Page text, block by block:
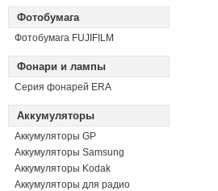
Фотобумага
Фотобумага FUJIFILM
Фонари и лампы
Серия фонарей ERA
Аккумуляторы
Аккумуляторы GP
Аккумуляторы Samsung
Аккумуляторы Kodak
Аккумуляторы для радио